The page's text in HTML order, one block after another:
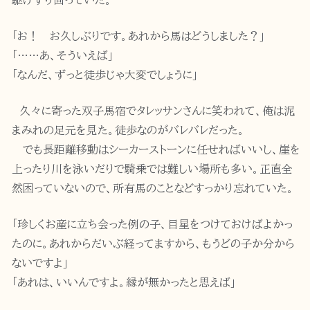
「お！ お久しぶりです。あれから馬はどうしました？」
「……あ、そういえば」
「なんだ、ずっと徒歩じゃ大変でしょうに」
久々に寄った双子馬宿でタレッサンさんに笑われて、俺は泥
まみれの足元を見た。徒歩なのがバレバレだった。
でも長距離移動はシーカーストーンに任せればいいし、崖を
上ったり川を泳いだりで騎乗では難しい場所も多い。正直全
然困っていないので、所有馬のことなどすっかり忘れていた。
「珍しくお産に立ち会った例の子、目星をつけておけばよかっ
たのに。あれからだいぶ経ってますから、もうどの子か分から
ないですよ」
「あれは、いいんですよ。縁が無かったと思えば」